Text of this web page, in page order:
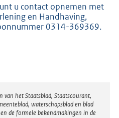
u contact opnemen met
en Handhaving,
0314-369369.
van het Staatsblad, Staatscourant,
waterschapsblad en blad
de formele bekendmakingen in de